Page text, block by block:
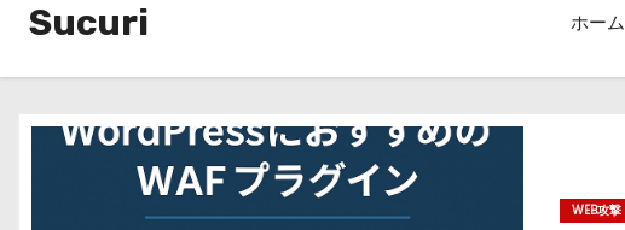
Sucuri ホーム
WEB攻撃